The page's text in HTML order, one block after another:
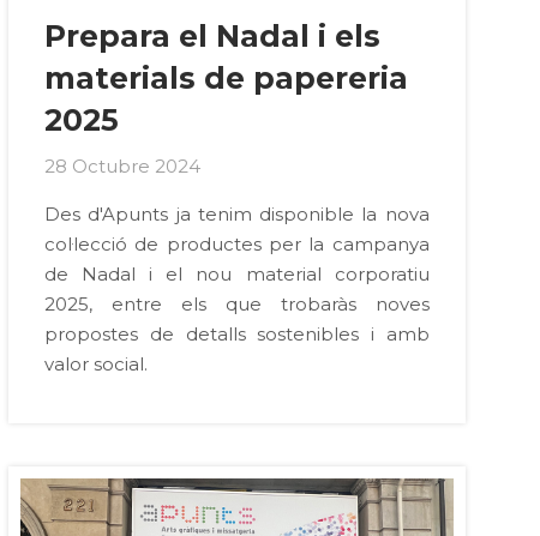
Prepara el Nadal i els
materials de papereria
2025
28 Octubre 2024
Des d'Apunts ja tenim disponible la nova
col·lecció de productes per la campanya
de Nadal i el nou material corporatiu
2025, entre els que trobaràs noves
propostes de detalls sostenibles i amb
valor social.